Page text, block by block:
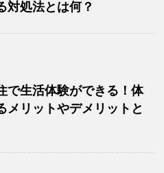
対処法とは何？
で生活体験ができる！体
メリットやデメリットと